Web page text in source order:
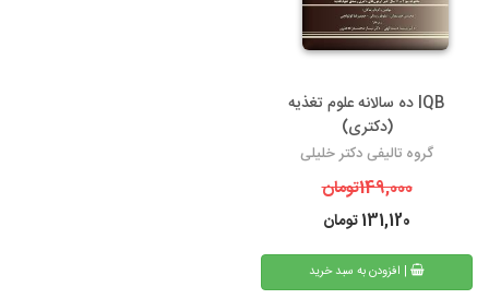
IQB ده سالانه علوم تغذیه
(دکتری)
گروه تالیفی دکتر خلیلی
149,000تومان
131,120تومان
| افزودن به سبد خرید